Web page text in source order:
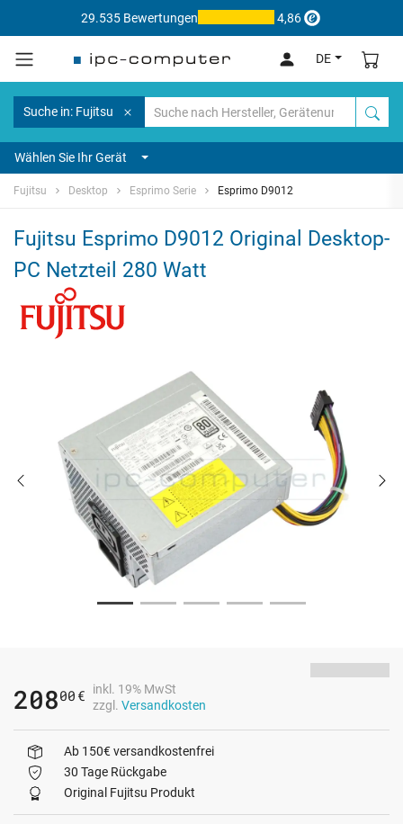
29.535 Bewertungen 4,86
DE
Suche in: Fujitsu
Wählen Sie Ihr Gerät
Fujitsu Desktop Esprimo Serie Esprimo D9012
Fujitsu Esprimo D9012 Original Desktop-
PC Netzteil 280 Watt
20800 €
inkl. 19% MwSt
zzgl. Versandkosten
Ab 150€ versandkostenfrei
30 Tage Rückgabe
Original Fujitsu Produkt